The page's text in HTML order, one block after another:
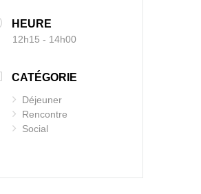
HEURE
12h15 - 14h00
CATÉGORIE
Déjeuner
Rencontre
Social